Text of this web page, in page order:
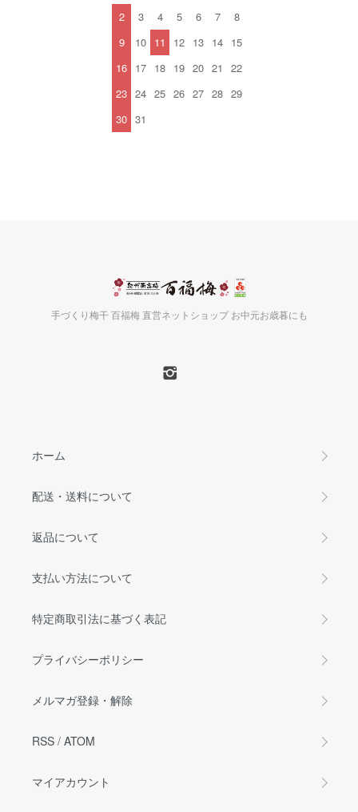
2
3 4 5 6 7
8
9
10 11 12 13 14 15
16 17 18 19 20 21
22
23 24 25 26 27 28 29
30 31
手づくり梅干 百福梅 直営ネットショップ お中元お歳暮にも
ホーム
配送・送料について
返品について
支払い方法について
特定商取引法に基づく表記
プライバシーポリシー
メルマガ登録・解除
RSS / ATOM
マイアカウント